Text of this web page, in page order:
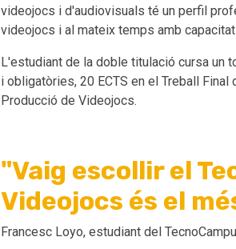
videojocs i d'audiovisuals té un perfil
videojocs i al mateix temps amb
L'estudiant de la doble titulació cursa un
i obligatòries, 20 ECTS en el Treball
Producció de Videojocs.
"Vaig escollir el
Videojocs és el
Francesc Loyo, estudiant del